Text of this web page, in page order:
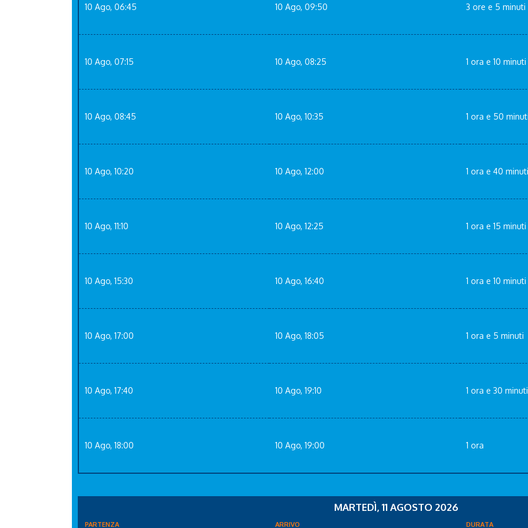
10 Ago, 06:45 10 Ago, 09:50 3 ore e 5 minuti
10 Ago, 07:15 10 Ago, 08:25 1 ora e 10 minuti
10 Ago, 08:45 10 Ago, 10:35 1 ora e 50
10 Ago, 10:20 10 Ago, 12:00 1 ora e 40 minuti
10 Ago, 11:10 10 Ago, 12:25 1 ora e 15 minuti
10 Ago, 15:30 10 Ago, 16:40 1 ora e 10 minuti
10 Ago, 17:00 10 Ago, 18:05 1 ora e 5 minuti
10 Ago, 17:40 10 Ago, 19:10 1 ora e 30 minuti
10 Ago, 18:00 10 Ago, 19:00 1 ora
MARTEDÌ, 11 AGOSTO 2026
PARTENZA ARRIVO DURATA